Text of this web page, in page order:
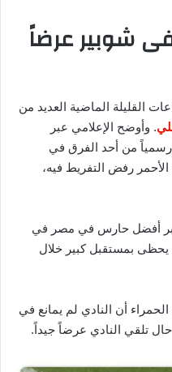
شوبير عرضاً
القليلة الماضية العديد من
. وأوضح الإعلامي عبر
من أحد الفرق في
رفض التفريط فيه،
أفضل حارس في مصر في
بمستقبل كبير خلال
أن النادي لم يمانع في
تلقي النادي عرضاً جيداً.